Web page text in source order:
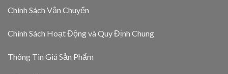
Chính Sách Vận Chuyển
Chính Sách Hoạt Động và Quy Định Chung
Thông Tin Giá Sản Phẩm